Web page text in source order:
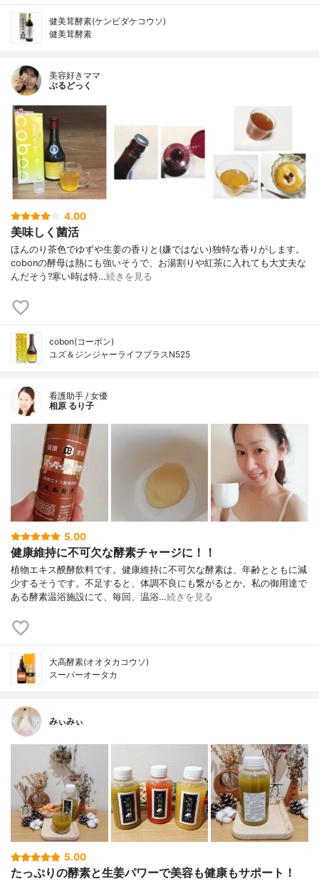
健美茸酵素(ケンビダケコウソ)
健美茸酵素
美容好きママ
ぶるどっく
4.00
美味しく菌活
ほんのり茶色でゆずや生姜の香りと(嫌ではない)独特な香りがします。
⁣⁣cobonの酵母は熱にも強いそうで、お湯割りや紅茶に入れても大丈夫な
んだそう?⁣寒い時は特…続きを見る
cobon(コーボン)
ユズ＆ジンジャーライフプラスN525
看護助手 / 女優
相原 るり子
5.00
健康維持に不可欠な酵素チャージに！！
植物エキス醗酵飲料です。健康維持に不可欠な酵素は、年齢とともに減
少するそうです。不足すると、体調不良にも繋がるとか。私の御用達で
ある酵素温浴施設にて、毎回、温浴…続きを見る
大高酵素(オオタカコウソ)
スーパーオータカ
みぃみぃ
5.00
たっぷりの酵素と生姜パワーで美容も健康もサポート！